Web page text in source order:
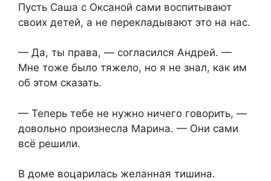
Пусть Саша с Оксаной сами воспитывают
своих детей, а не перекладывают это на нас.
— Да, ты права, — согласился Андрей. —
Мне тоже было тяжело, но я не знал, как им
об этом сказать.
— Теперь тебе не нужно ничего говорить, —
довольно произнесла Марина. — Они сами
всё решили.
В доме воцарилась желанная тишина.